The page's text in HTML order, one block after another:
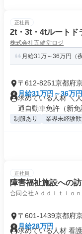
正社員
2t・3t・4tルートド
株式会社五健堂ロジ
月給31万～36万円（
〒612-8251京都府
月給31万円～36万円
求めている人材 ＼
通自動車免許（新免
制服あり 業界未経験
正社員
障害福祉施設への
合同会社Ａｄｄｉｔｉｏｎ
〒601-1439京都府
月給28万円
求めている人材 看